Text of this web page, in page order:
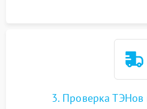
3. Проверка ТЭНов